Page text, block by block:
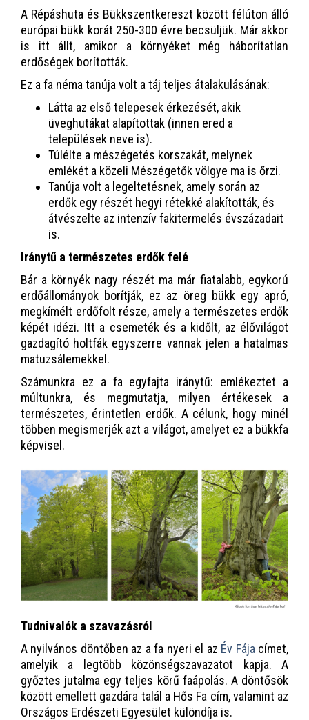
A Répáshuta és Bükkszentkereszt között félúton álló
európai bükk korát 250-300 évre becsüljük. Már akkor
is itt állt, amikor a környéket még háborítatlan
erdőségek borították.
Ez a fa néma tanúja volt a táj teljes átalakulásának:
Látta az első telepesek érkezését, akik
üveghutákat alapítottak (innen ered a
települések neve is).
Túlélte a mészégetés korszakát, melynek
emlékét a közeli Mészégetők völgye ma is őrzi.
Tanúja volt a legeltetésnek, amely során az
erdők egy részét hegyi rétekké alakították, és
átvészelte az intenzív fakitermelés évszázadait
is.
Iránytű a természetes erdők felé
Bár a környék nagy részét ma már fiatalabb, egykorú
erdőállományok borítják, ez az öreg bükk egy apró,
megkímélt erdőfolt része, amely a természetes erdők
képét idézi. Itt a csemeték és a kidőlt, az élővilágot
gazdagító holtfák egyszerre vannak jelen a hatalmas
matuzsálemekkel.
Számunkra ez a fa egyfajta iránytű: emlékeztet a
múltunkra, és megmutatja, milyen értékesek a
természetes, érintetlen erdők. A célunk, hogy minél
többen megismerjék azt a világot, amelyet ez a bükkfa
képvisel.
Tudnivalók a szavazásról
A nyilvános döntőben az a fa nyeri el az Év Fája címet,
amelyik a legtöbb közönségszavazatot kapja. A
győztes jutalma egy teljes körű faápolás. A döntősök
között emellett gazdára talál a Hős Fa cím, valamint az
Országos Erdészeti Egyesület különdíja is.